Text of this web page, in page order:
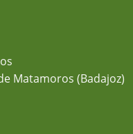
Matamoros (Badajoz)